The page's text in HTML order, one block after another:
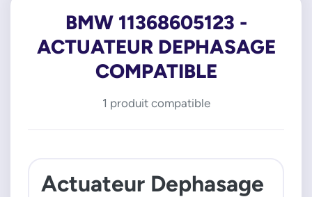
BMW 11368605123 -
ACTUATEUR DEPHASAGE
COMPATIBLE
1 produit compatible
Actuateur Dephasage